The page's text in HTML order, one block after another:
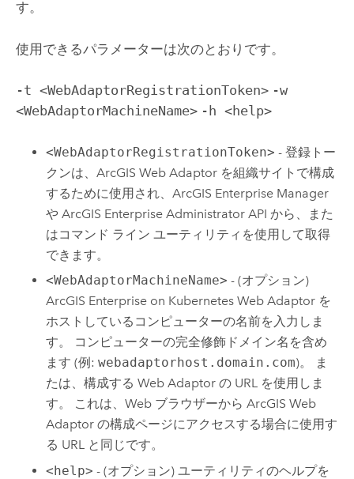
す。
使用できるパラメーターは次のとおりです。
-t <WebAdaptorRegistrationToken> -w
<WebAdaptorMachineName> -h <help>
<WebAdaptorRegistrationToken> - 登録トー
クンは、ArcGIS Web Adaptor を組織サイトで構成
するために使用され、ArcGIS Enterprise Manager
やArcGIS Enterprise Administrator API から、また
はコマンド ライン ユーティリティを使用して取得
できます。
<WebAdaptorMachineName> - (オプション)
ArcGIS Enterprise on Kubernetes Web Adaptor を
ホストしているコンピューターの名前を入力しま
す。 コンピューターの完全修飾ドメイン名を含め
ます (例:webadaptorhost.domain.com)。 ま
たは、構成する Web Adaptor の URL を使用しま
す。 これは、Web ブラウザーから ArcGIS Web
Adaptor の構成ページにアクセスする場合に使用す
る URL と同じです。
<help> - (オプション) ユーティリティのヘルプを